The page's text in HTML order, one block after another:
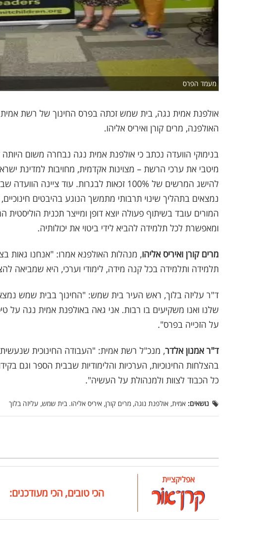
מעמד הפרס
אולפנת אמית נגה, בית שמש זכתה בפרס החינוך של רשת
האולפנה, מרים קורן ואיריס אליהו.
בנימוקי הוועדה נכתב כי אולפנת אמית נגה נבחרה משום
מיטבי את ערכי הרשת – מצוינות אקדמית, מחויבות למדינת
להישג המרשים של 100% זכאות לבגרות. עוד
נמצאים בתהליך שינוי תרבותי מתמשך הנוגע בהיבטים חינוכיים,
המורים עובד בשיתוף פעולה יוצא דופן ומייצר תכנית הוליסטית
ומאפשרת לכל תלמידה להביא לידי ביטוי את יכולותיה.
מרים קורן ואיריס אליהו, מנהלות האולפנא אמרו: "אנחנו גאות
תלמידה ותלמידה בכל קנה מידה, לימודי וערכי, היא שמביאה
ד"ר עליזה בלוך, ראש העיר בית שמש: "החינוך בבית שמש נמצא
שלנו ואנו משקיעים בו רבות. אני גאה באולפנת אמית נגה על
על הזכייה בפרס".
ד"ר אמנון אלדר, מנכ"ל רשת אמית: "העבודה החינוכית שנעשית
בהצלחות החינוכיות, הערכיות והלימודיות שבבית הספר וגם
כל הכבוד לצוות ולמנהולת על העשיה".
נושאים: אמית, אולפנת נוגה, מרים קורן, איריס אליהו. בית שמש, עליזה בלוך
אפליקציית
הכי טובים, הכי מעודכנים: